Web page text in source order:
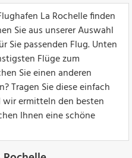
La Rochelle finden
Sie aus unserer Auswahl
Sie passenden Flug. Unten
Flüge zum
Sie einen anderen
Tragen Sie diese einfach
wir ermitteln den besten
Ihnen eine schöne